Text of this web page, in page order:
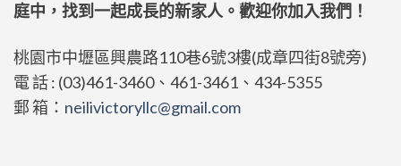
庭中，找到一起成長的新家人。歡迎你加入我們！
桃園市中壢區興農路110巷6號3樓(成章四街8號旁)
電 話 : (03)461-3460、461-3461、434-5355
郵 箱： neilivictoryllc@gmail.com